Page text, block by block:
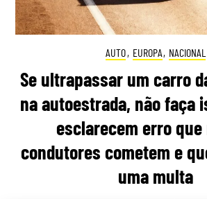
AUTO, EUROPA, NACIONAL
Se ultrapassar um carro
na autoestrada, não faça
esclarecem erro
condutores cometem e
uma multa